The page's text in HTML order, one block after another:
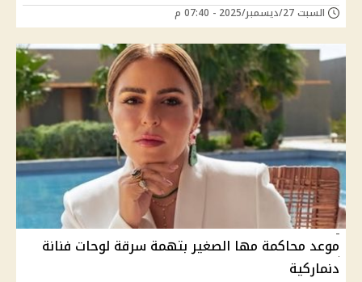
السبت 27/ديسمبر/2025 - 07:40 م
موعد محاكمة مها الصغير بتهمة سرقة لوحات فنانة
دنماركية